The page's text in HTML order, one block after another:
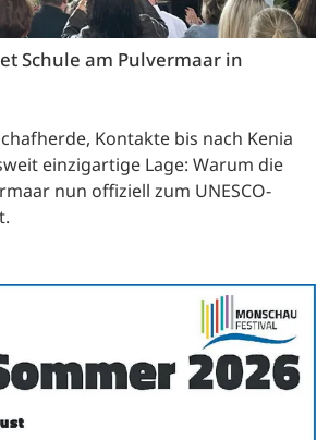
Schule am Pulvermaar in
Kontakte bis nach Kenia
einzigartige Lage: Warum die
nun offiziell zum UNESCO-